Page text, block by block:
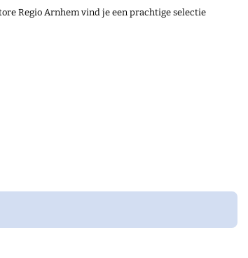
Regio Arnhem vind je een prachtige selectie
en conflicten opnieuw